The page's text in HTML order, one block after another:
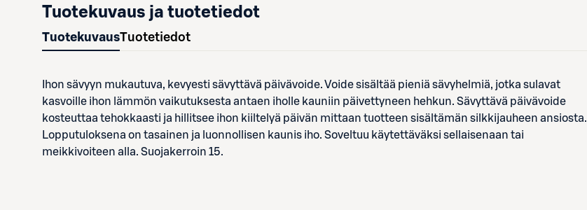
Tuotekuvaus ja tuotetiedot
TuotekuvausTuotetiedot
Ihon sävyyn mukautuva, kevyesti sävyttävä päivävoide. Voide sisältää pieniä sävyhelmiä, jotka sulavat
kasvoille ihon lämmön vaikutuksesta antaen iholle kauniin päivettyneen hehkun. Sävyttävä päivävoide
kosteuttaa tehokkaasti ja hillitsee ihon kiiltelyä päivän mittaan tuotteen sisältämän silkkijauheen ansiosta.
Lopputuloksena on tasainen ja luonnollisen kaunis iho. Soveltuu käytettäväksi sellaisenaan tai
meikkivoiteen alla. Suojakerroin 15.